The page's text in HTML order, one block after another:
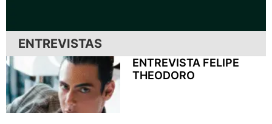
ENTREVISTAS
ENTREVISTA FELIPE
THEODORO